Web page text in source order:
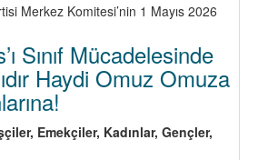
Merkez Komitesi’nin 1 Mayıs 2026
Sınıf Mücadelesinde
Haydi Omuz Omuza
Emekçiler, Kadınlar, Gençler,